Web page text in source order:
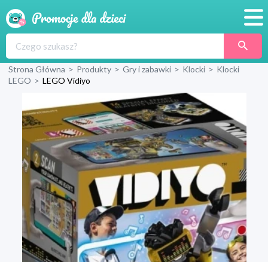
Produkty
Sklepy
Blog
Wyprawka
Strona Główna > Produkty > Gry i zabawki > Klocki > Klocki
LEGO > LEGO Vidiyo